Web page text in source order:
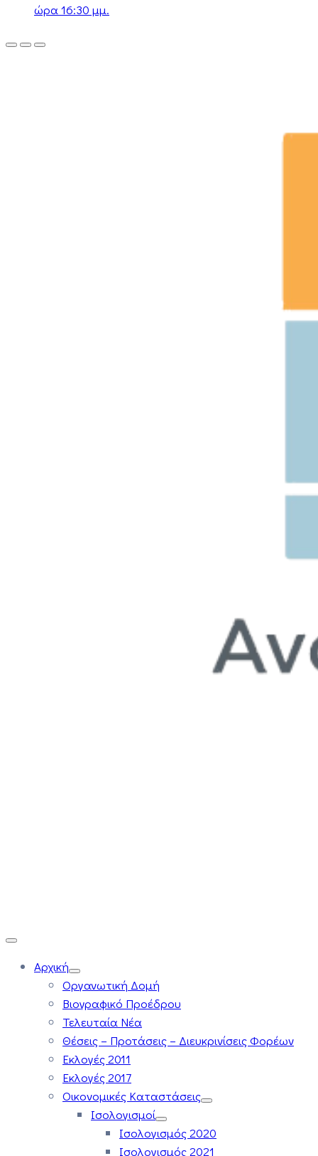
ώρα 16:30 μμ.
Αρχική
Οργανωτική Δομή
Βιογραφικό Προέδρου
Τελευταία Νέα
Θέσεις – Προτάσεις – Διευκρινίσεις Φορέων
Εκλογές 2011
Εκλογές 2017
Οικονομικές Καταστάσεις
Ισολογισμοί
Ισολογισμός 2020
Ισολογισμός 2021